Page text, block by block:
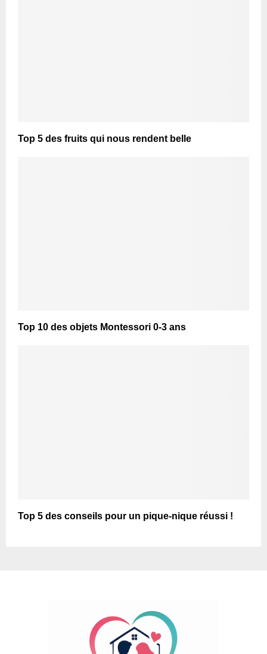
Top 5 des fruits qui nous rendent belle
Top 10 des objets Montessori 0-3 ans
Top 5 des conseils pour un pique-nique réussi !